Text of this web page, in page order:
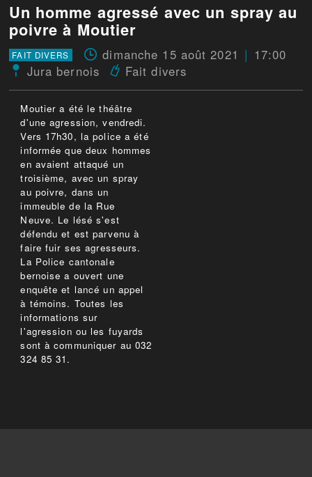
Un homme agressé avec un spray au
poivre à Moutier
FAIT DIVERS dimanche 15 août 2021
17:00
Jura bernois
Fait divers
Moutier a été le théâtre
d'une agression, vendredi.
Vers 17h30, la police a été
informée que deux hommes
en avaient attaqué un
troisième, avec un spray
au poivre, dans un
immeuble de la Rue
Neuve. Le lésé s'est
défendu et est parvenu à
faire fuir ses agresseurs.
La Police cantonale
bernoise a ouvert une
enquête et lancé un appel
à témoins. Toutes les
informations sur
l'agression ou les fuyards
sont à communiquer au 032
324 85 31.